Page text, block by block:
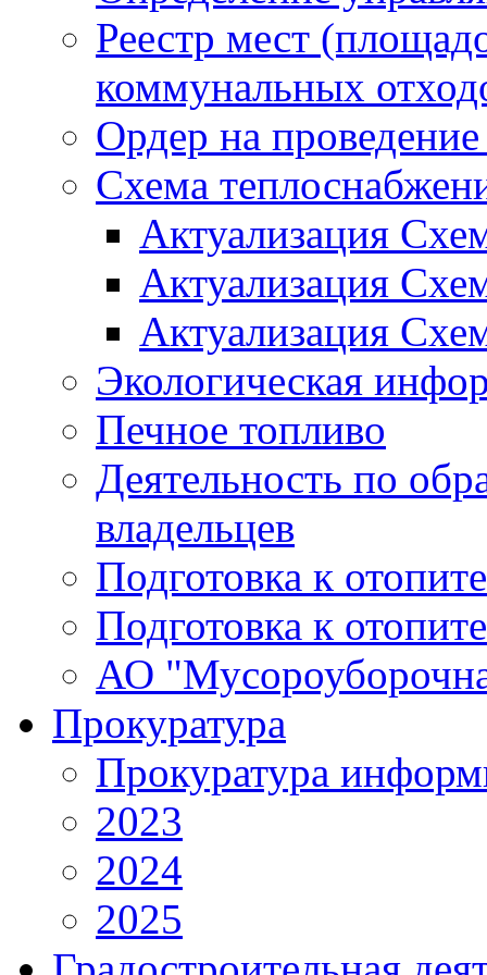
Реестр мест
коммунальных
Ордер на
Схема
Актуализация
Актуализация
Актуализация
Экологическая
Печное топливо
Деятельность по
владельцев
Подготовка к
Подготовка к
АО
Прокуратура
Прокуратура
2023
2024
2025